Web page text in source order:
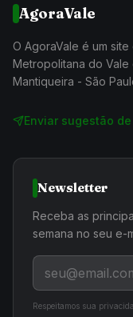
AgoraVale
O AgoraVale é um
Metropolitana do Vale
Mantiqueira - São
Enviar sugestão
Newsletter
Receba as
semana no seu e-
Respeitamos sua